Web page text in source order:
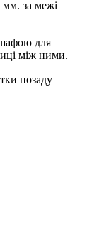
за межі
для
між ними.
позаду